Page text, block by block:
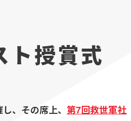
ト授賞式
、その席上、 第7回救世軍社